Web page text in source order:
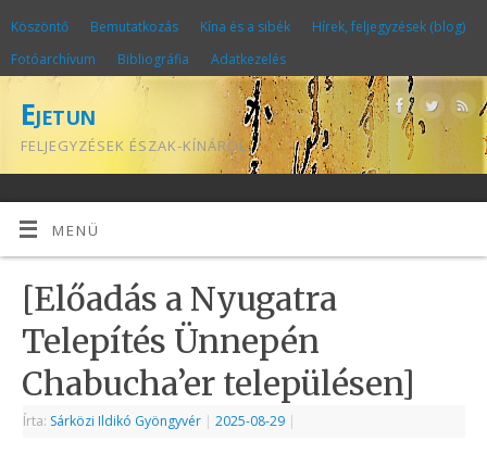
Köszöntő Bemutatkozás Kína és a sibék
Hírek, feljegyzések (blog)
Fotóarchívum
Bibliográfia Adatkezelés
Ejetun
FELJEGYZÉSEK ÉSZAK-KÍNÁRÓL
MENÜ
[Előadás a Nyugatra
Telepítés Ünnepén
Chabucha’er településen]
Írta: Sárközi Ildikó Gyöngyvér | 2025-08-29 |